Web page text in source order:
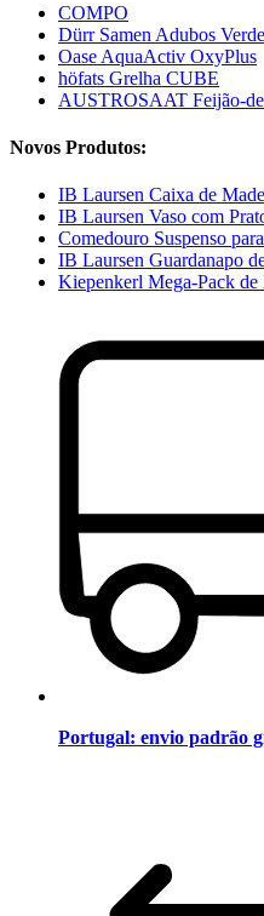
COMPO
Dürr Samen Adubos
Oase AquaActiv OxyPlus
höfats Grelha CUBE
AUSTROSAAT Feijão-
Novos Produtos:
IB Laursen Caixa de
IB Laursen Vaso com
Comedouro Suspenso
IB Laursen Guardanapo
Kiepenkerl Mega-Pack
Portugal: envio padrão